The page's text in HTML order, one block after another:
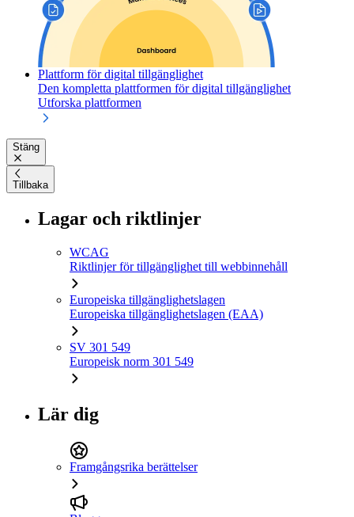
Plattform för digital tillgänglighet
Den kompletta plattformen för digital tillgänglighet
Utforska plattformen
Stäng
Tillbaka
Lagar och riktlinjer
WCAG
Riktlinjer för tillgänglighet till webbinnehåll
Europeiska tillgänglighetslagen
Europeiska tillgänglighetslagen (EAA)
SV 301 549
Europeisk norm 301 549
Lär dig
Framgångsrika berättelser